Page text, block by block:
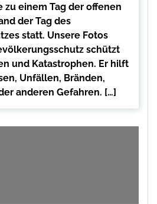
zu einem Tag der offenen
der Tag des
statt. Unsere Fotos
schützt
und Katastrophen. Er hilft
Unfällen, Bränden,
anderen Gefahren. […]